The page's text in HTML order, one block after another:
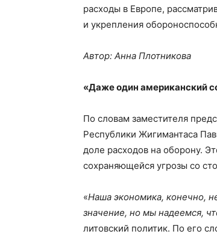
расходы в Европе,
и укрепления
Автор: Анна Плотникова
«Даже один американский
По словам заместителя
Республики Жигимантаса
доле расходов на оборону.
сохраняющейся угрозы со
«Наша экономика, конечно,
значение, но мы надеемся,
литовский политик. По его